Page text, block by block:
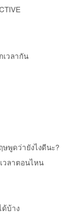
เวลากัน
พูดว่ายังไงดีนะ?
วลาตอนไหน
บ้าง